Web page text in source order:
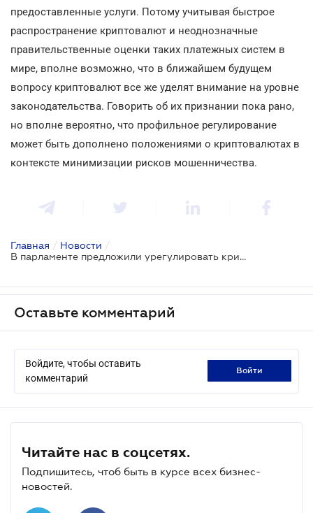
предоставленные услуги. Потому учитывая быстрое
распространение криптовалют и неоднозначные
правительственные оценки таких платежных систем в
мире, вполне возможно, что в ближайшем будущем
вопросу криптовалют все же уделят внимание на уровне
законодательства. Говорить об их признании пока рано,
но вполне вероятно, что профильное регулирование
может быть дополнено положениями о криптовалютах в
контексте минимизации рисков мошенничества.
Главная / Новости /
В парламенте предложили урегулировать криптовалюты отдельным законом
Оставьте комментарий
Войдите, чтобы оставить
комментарий
войти
Читайте нас в соцсетях.
Подпишитесь, чтоб быть в курсе всех бизнес-
новостей.